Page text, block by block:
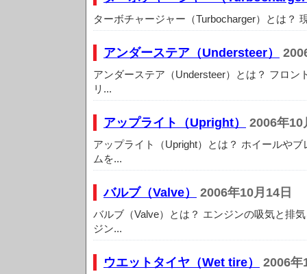
ターボチャージャー（Turbocharger）とは？
アンダーステア（Understeer）
アンダーステア（Understeer）とは？ フロン
リ...
アップライト（Upright） 2006年10
アップライト（Upright）とは？ ホイールや
ムを...
バルブ（Valve） 2006年10月14日
バルブ（Valve）とは？ エンジンの吸気と排
ジン...
ウエットタイヤ（Wet tire） 2006年